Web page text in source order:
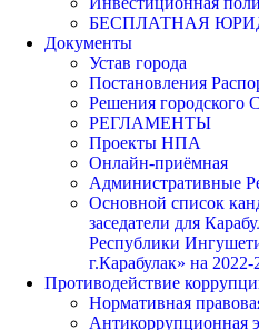
БЕСПЛАТНАЯ
Документы
Устав города
Постановления
Решения городского
РЕГЛАМЕНТЫ
Проекты НПА
Онлайн-приёмная
Административные
Основной список
заседатели для
Республики
г.Карабулак» на
Противодействие
Нормативная
Антикоррупционная